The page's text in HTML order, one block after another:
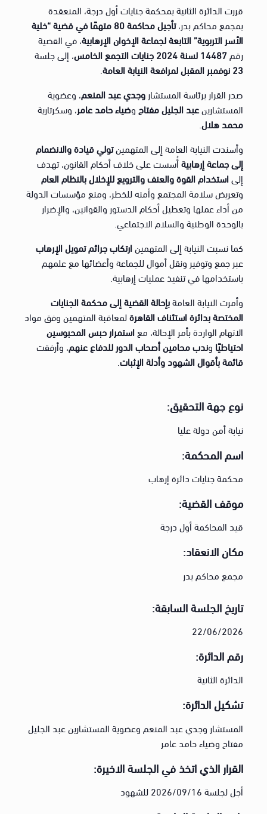
قررت الدائرة الثانية بمحكمة جنايات أول درجة، المنعقدة
بمجمع محاكم بدر،
تأجيل محاكمة 80 متهمًا في قضية “خلية
الأسر التربوية” التابعة لجماعة الإخوان الإرهابية، في القضية
رقم14487 لسنة 2024 جنايات التجمع الخامس
، إلى جلسة
23 نوفمبر المقبل لمرافعة النيابة العامة
.
صدر القرار برئاسة المستشاروجدي عبد المنعم، وعضوية
المستشارينعبد الجليل مفتاحوضياء حامد عامر، وسكرتارية
محمد هلال.
وأسندت النيابة العامة إلى المتهمينتولي قيادة والانضمام
إلى جماعة إرهابيةأُسست على خلاف أحكام القانون، تهدف
إلىاستخدام القوة والعنف والترويع للإخلال بالنظام العام
وتعريض سلامة المجتمع وأمنه للخطر، ومنع مؤسسات الدولة
من أداء عملها وتعطيل أحكام الدستور والقوانين، والإضرار
بالوحدة الوطنية والسلام الاجتماعي.
كما نسبت النيابة إلى المتهمينارتكاب جرائم تمويل الإرهاب
عبر جمع وتوفير ونقل أموال للجماعة وأعضائها مع علمهم
باستخدامها في تنفيذ عمليات إرهابية.
وأمرت النيابة العامةبإحالة القضية إلى محكمة الجنايات
المختصة بدائرة استئناف القاهرةلمعاقبة المتهمين وفق مواد
الاتهام الواردة بأمر الإحالة، معاستمرار حبس المحبوسين
احتياطيًا وندب محامين أصحاب الدور للدفاع عنهم، وأرفقت
قائمة بأقوال الشهود وأدلة الإثبات.
نوع جهة التحقيق:
نيابة أمن دولة عليا
اسم المحكمة:
محكمة جنايات دائرة إرهاب
موقف القضية:
قيد المحاكمة أول درجة
مكان الانعقاد:
مجمع محاكم بدر
تاريخ الجلسة السابقة:
22/06/2026
رقم الدائرة:
الدائرة الثانية
تشكيل الدائرة:
المستشار وجدي عبد المنعم وعضوية المستشارين عبد الجليل
مفتاح وضياء حامد عامر
القرار الذي اتخذ في الجلسة الاخيرة:
أجل لجلسة 2026/09/16 للشهود